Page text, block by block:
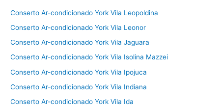
Conserto Ar-condicionado York Vila Leopoldina
Conserto Ar-condicionado York Vila Leonor
Conserto Ar-condicionado York Vila Jaguara
Conserto Ar-condicionado York Vila Isolina Mazzei
Conserto Ar-condicionado York Vila Ipojuca
Conserto Ar-condicionado York Vila Indiana
Conserto Ar-condicionado York Vila Ida